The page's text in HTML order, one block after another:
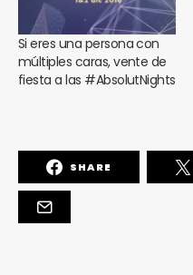
Si eres una persona con
múltiples caras, vente de
fiesta a las #AbsolutNights
SHARE